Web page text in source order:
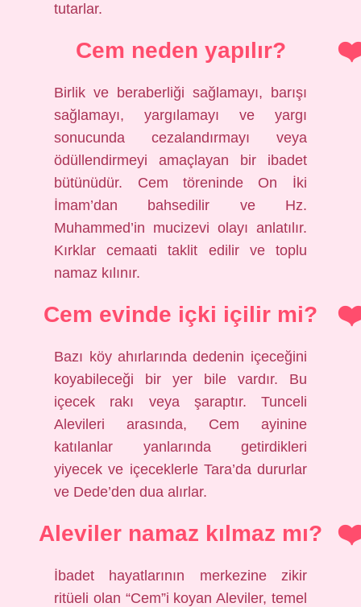
tutarlar.
Cem neden yapılır?
Birlik ve beraberliği sağlamayı, barışı
sağlamayı, yargılamayı ve yargı
sonucunda cezalandırmayı veya
ödüllendirmeyi amaçlayan bir ibadet
bütünüdür. Cem töreninde On İki
İmam’dan bahsedilir ve Hz.
Muhammed’in mucizevi olayı anlatılır.
Kırklar cemaati taklit edilir ve toplu
namaz kılınır.
Cem evinde içki içilir mi?
Bazı köy ahırlarında dedenin içeceğini
koyabileceği bir yer bile vardır. Bu
içecek rakı veya şaraptır. Tunceli
Alevileri arasında, Cem ayinine
katılanlar yanlarında getirdikleri
yiyecek ve içeceklerle Tara’da dururlar
ve Dede’den dua alırlar.
Aleviler namaz kılmaz mı?
İbadet hayatlarının merkezine zikir
ritüeli olan “Cem”i koyan Aleviler, temel